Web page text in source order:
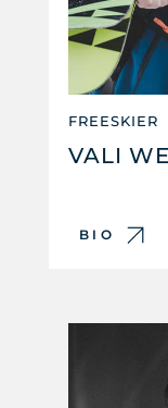
FREESKIER
VALI
BIO